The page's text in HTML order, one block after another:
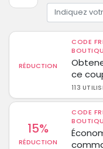
RÉDUCTION
CODE
ce
113
15%
RÉDUCTION
CODE